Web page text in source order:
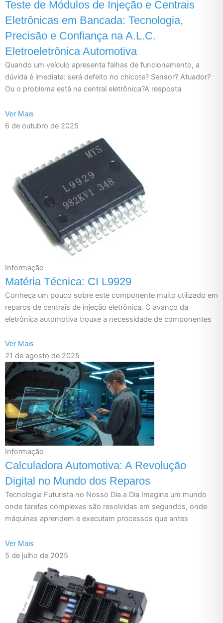
Teste de Módulos de Injeção e Centrais
Eletrônicas em Bancada: Tecnologia,
Precisão e Confiança na A.L.C.
Eletroeletrônica Automotiva
Quando um veículo apresenta falhas de funcionamento, a
dúvida é imediata: será defeito no chicote? Sensor? Atuador?
Ou o problema está na central eletrônica?A resposta
Ver Mais
6 de outubro de 2025
Informação
Matéria Técnica: CI L9929
Conheça um pouco sobre este componente muito utilizado em
reparos de centrais de injeção eletrônica. O avanço da
eletrônica automotiva trouxe a necessidade de componentes
Ver Mais
21 de agosto de 2025
Informação
Calculadora Automotiva: A Revolução
Digital no Mundo dos Reparos
Tecnologia Futurista no Nosso Dia a Dia Imagine um mundo
onde tarefas complexas são resolvidas em segundos, onde
máquinas aprendem e executam processos que antes
Ver Mais
5 de julho de 2025